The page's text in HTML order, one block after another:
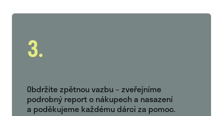
3.
Obdržíte zpětnou vazbu – zveřejníme
podrobný report o nákupech a nasazení
a poděkujeme každému dárci za pomoc.